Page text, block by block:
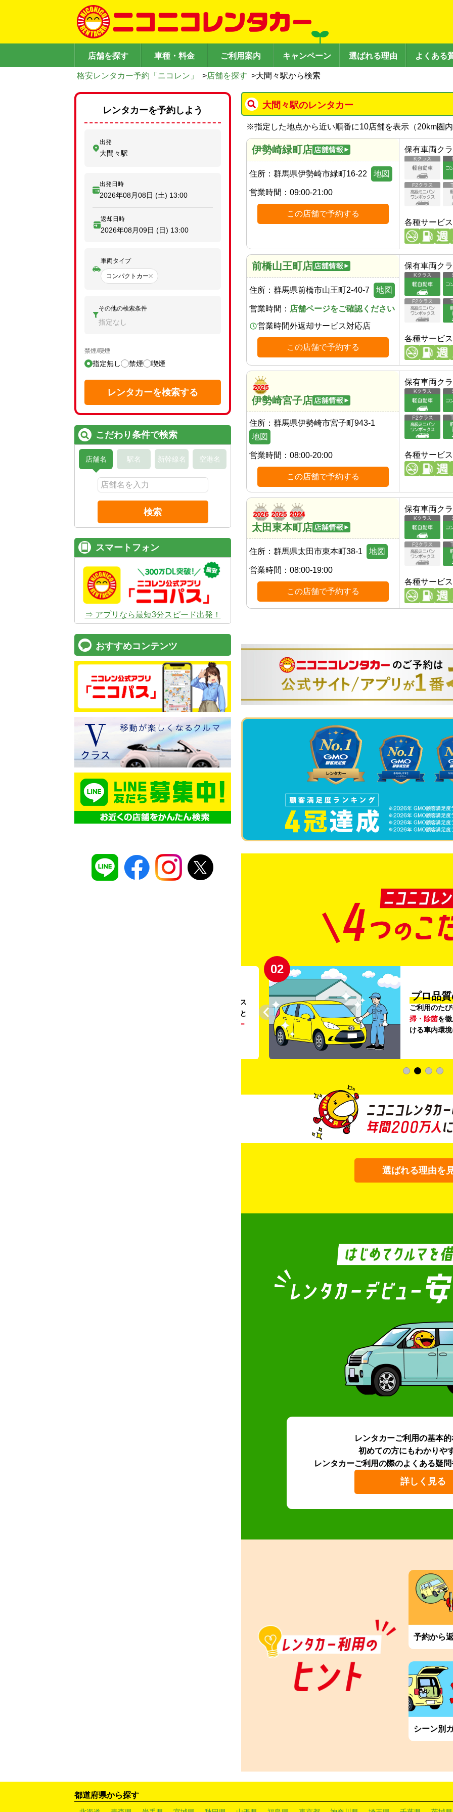
店舗を探す 車種・料金 ご利用案内 キャンペーン 選ばれる理由 よくある
格安レンタカー予約「ニコレン」 >店舗を探す >大間々駅から検索
大間々駅のレンタカー
※指定した地点から近い順番に10店舗を表示（20km圏
伊勢崎緑町店
住所： 群馬県伊勢崎市緑町16-22 地図
営業時間： 09:00-21:00
この店舗で予約する
保有車両ク
各種サービス
前橋山王町店
住所： 群馬県前橋市山王町2-40-7 地図
営業時間： 店舗ページをご確認ください
営業時間外返却サービス対応店
この店舗で予約する
保有車両ク
各種サービス
伊勢崎宮子店
住所： 群馬県伊勢崎市宮子町943-1
地図
営業時間： 08:00-20:00
この店舗で予約する
保有車両ク
各種サービス
太田東本町店
住所： 群馬県太田市東本町38-1 地図
営業時間： 08:00-19:00
この店舗で予約する
保有車両ク
各種サービス
。ガソリンス
タンドや整備工場の既存インフラを活用すること
リー
02
プロ品
ご利用のた
掃・除菌を
ける車内環
選ばれる理由を
レンタカーご利用の基本
初めての方にもわかりや
レンタカーご利用の際のよくある疑問
詳しく見る
予約から
シーン別
レンタカーを予約しよう
出発
大間々駅
出発日時
2026年08月08日 (土) 13:00
返却日時
2026年08月09日 (日) 13:00
車両タイプ
コンパクトカー
その他の検索条件
指定なし
禁煙/喫煙
指定無し 禁煙 喫煙
レンタカーを検索する
こだわり条件で検索
店舗名 駅名 新幹線名 空港名
検索
スマートフォン
⇒ アプリなら最短3分スピード出発！
おすすめコンテンツ
都道府県から探す